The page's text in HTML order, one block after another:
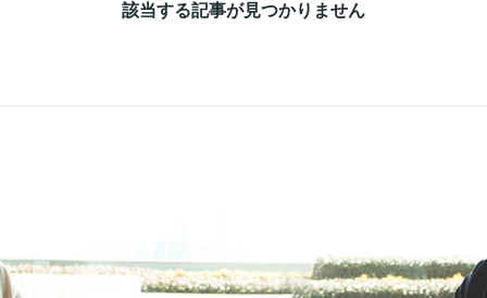
該当する記事が見つかりません